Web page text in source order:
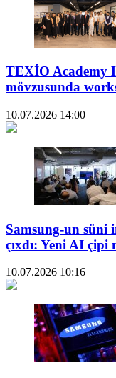
TEXİO Academy
mövzusunda
10.07.2026 14:00
Samsung-un süni
çıxdı: Yeni AI çipi
10.07.2026 10:16